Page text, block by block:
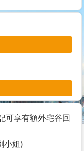
可享有額外宅谷回
小姐)